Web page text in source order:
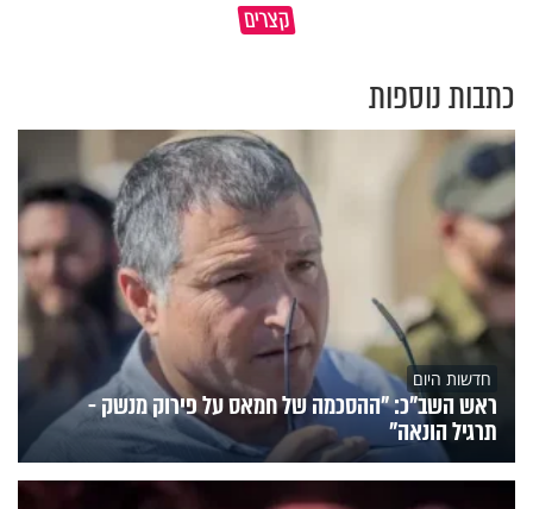
קצריםמדוע האמונה נמשלה למלח?
כתבות נוספות
חדשות היום
ראש השב"כ: "ההסכמה של חמאס על פירוק מנשק -
תרגיל הונאה"